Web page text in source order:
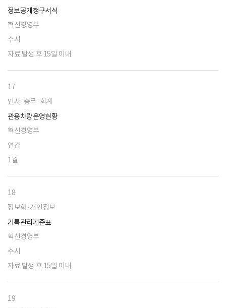
정보공개청구서식
혁신경영부
수시
자료 발생 후 15일 이내
17
인사·총무·회계
관용차량운영현황
혁신경영부
연간
1월
18
정보화·개인정보
기록관리기준표
혁신경영부
수시
자료 발생 후 15일 이내
19